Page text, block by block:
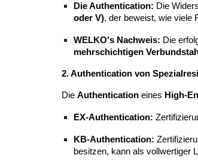
Die Authentication: Die
oder V), der beweist, wie viele
WELKO's Nachweis: Die
mehrschichtigen
2. Authentication von
Die Authenticationeines High-
EX-Authentication:
KB-Authentication:
besitzen, kann als vollwertiger